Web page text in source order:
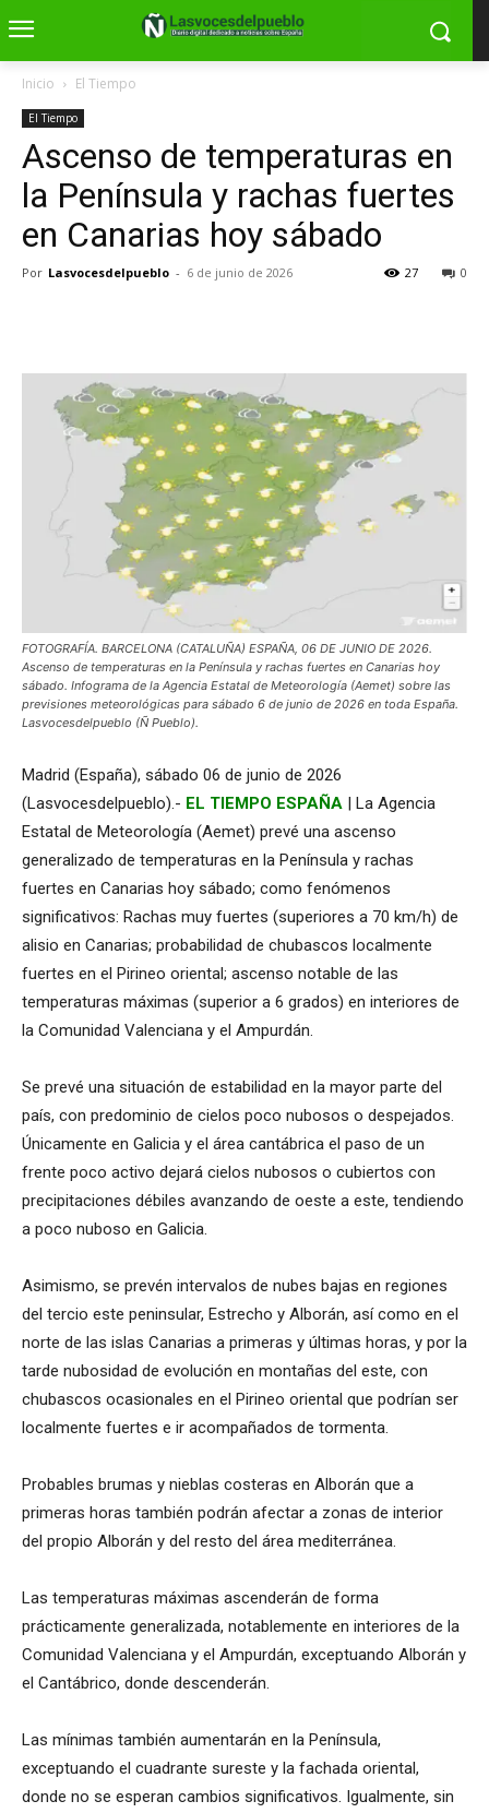
Inicio El Tiempo
El Tiempo
Ascenso de temperaturas en
la Península y rachas fuertes
en Canarias hoy sábado
Por Lasvocesdelpueblo - 6 de junio de 2026 0
27
FOTOGRAFÍA. BARCELONA (CATALUÑA) ESPAÑA, 06 DE JUNIO DE 2026.
Ascenso de temperaturas en la Península y rachas fuertes en Canarias hoy
sábado. Infograma de la Agencia Estatal de Meteorología (Aemet) sobre las
previsiones meteorológicas para sábado 6 de junio de 2026 en toda España.
Lasvocesdelpueblo (Ñ Pueblo).
Madrid (España), sábado 06 de junio de 2026
(Lasvocesdelpueblo).- EL TIEMPO ESPAÑA | La Agencia
Estatal de Meteorología (Aemet) prevé una ascenso
generalizado de temperaturas en la Península y rachas
fuertes en Canarias hoy sábado; como fenómenos
significativos: Rachas muy fuertes (superiores a 70 km/h) de
alisio en Canarias; probabilidad de chubascos localmente
fuertes en el Pirineo oriental; ascenso notable de las
temperaturas máximas (superior a 6 grados) en interiores de
la Comunidad Valenciana y el Ampurdán.
Se prevé una situación de estabilidad en la mayor parte del
país, con predominio de cielos poco nubosos o despejados.
Únicamente en Galicia y el área cantábrica el paso de un
frente poco activo dejará cielos nubosos o cubiertos con
precipitaciones débiles avanzando de oeste a este, tendiendo
a poco nuboso en Galicia.
Asimismo, se prevén intervalos de nubes bajas en regiones
del tercio este peninsular, Estrecho y Alborán, así como en el
norte de las islas Canarias a primeras y últimas horas, y por la
tarde nubosidad de evolución en montañas del este, con
chubascos ocasionales en el Pirineo oriental que podrían ser
localmente fuertes e ir acompañados de tormenta.
Probables brumas y nieblas costeras en Alborán que a
primeras horas también podrán afectar a zonas de interior
del propio Alborán y del resto del área mediterránea.
Las temperaturas máximas ascenderán de forma
prácticamente generalizada, notablemente en interiores de la
Comunidad Valenciana y el Ampurdán, exceptuando Alborán y
el Cantábrico, donde descenderán.
Las mínimas también aumentarán en la Península,
exceptuando el cuadrante sureste y la fachada oriental,
donde no se esperan cambios significativos. Igualmente, sin